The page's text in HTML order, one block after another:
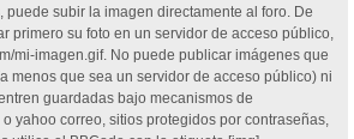
puede subir la imagen directamente al foro. De
primero su foto en un servidor de acceso público,
mi-imagen.gif. No puede publicar imágenes que
menos que sea un servidor de acceso público) ni
guardadas bajo mecanismos de
yahoo correo, sitios protegidos por contraseñas,